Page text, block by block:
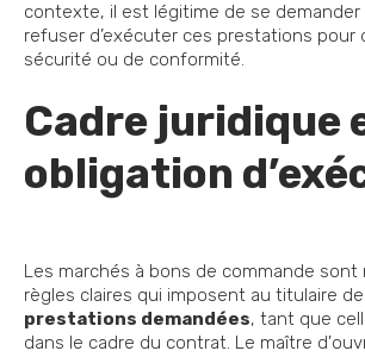
contexte, il est légitime de se
refuser d’exécuter ces prestations pour
sécurité ou de conformité.
Cadre juridique
obligation
Les marchés à bons de commande sont
règles claires qui imposent au titulaire de
prestations demandées, tant que
dans le cadre du contrat. Le maître